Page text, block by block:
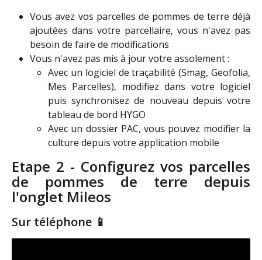
Vous avez vos parcelles de pommes de terre déjà
ajoutées dans votre parcellaire, vous n'avez pas
besoin de faire de modifications
Vous n'avez pas mis à jour votre assolement :
Avec un logiciel de traçabilité (Smag, Geofolia,
Mes Parcelles), modifiez dans votre logiciel
puis synchronisez de nouveau depuis votre
tableau de bord HYGO
Avec un dossier PAC, vous pouvez modifier la
culture depuis votre application mobile
Etape 2 - Configurez vos parcelles
de pommes de terre depuis
l'onglet Mileos
Sur téléphone 📱